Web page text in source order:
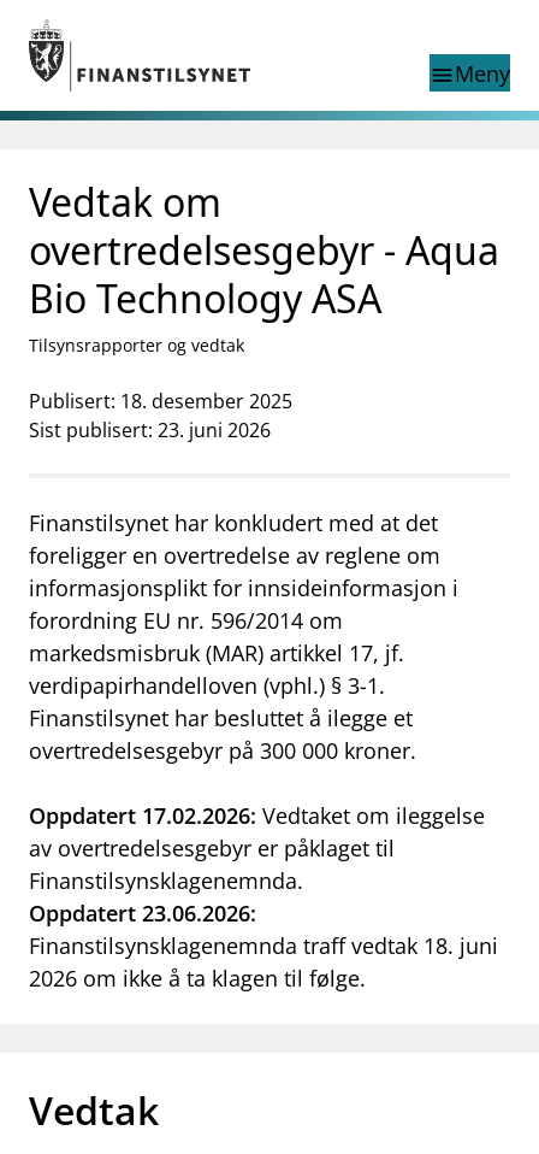
Gå til hovedinnhold
Gå til søkesiden
menuMeny
nettstedet
language
English
English home page
Tilsyn
Aktuelt
Finanstilsynets registre
supervisor_account Forbrukerinformasjon
mail_outlineKontakt oss
work_outlineJobb hos oss
dashboardInformasjon for investorer
notifications_noneAbonner på nyhetsvarsel
Vedtak om
overtredelsesgebyr - Aqua
Bio Technology ASA
Tilsynsrapporter og vedtak
Publisert: 18. desember 2025
Sist publisert: 23. juni 2026
Finanstilsynet har konkludert med at det
foreligger en overtredelse av reglene om
informasjonsplikt for innsideinformasjon i
forordning EU nr. 596/2014 om
markedsmisbruk (MAR) artikkel 17, jf.
verdipapirhandelloven (vphl.) § 3-1.
Finanstilsynet har besluttet å ilegge et
overtredelsesgebyr på 300 000 kroner.
Oppdatert 17.02.2026: Vedtaket om ileggelse
av overtredelsesgebyr er påklaget til
Finanstilsynsklagenemnda.
Oppdatert 23.06.2026:
Finanstilsynsklagenemnda traff vedtak 18. juni
2026 om ikke å ta klagen til følge.
Vedtak